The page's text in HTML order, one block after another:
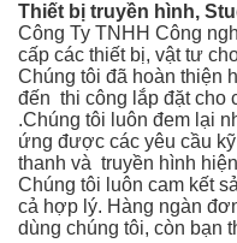
Thiết bị truyền hình,
Công Ty TNHH Công
cấp các thiết bị, vật tư
Chúng tôi đã hoàn thiện
đến thi công lắp đặt cho
.Chúng tôi luôn đem lại
ứng được các yêu cầu
thanh và truyền hình
Chúng tôi luôn cam kết
cả hợp lý. Hàng ngàn
dùng chúng tôi, còn bạn